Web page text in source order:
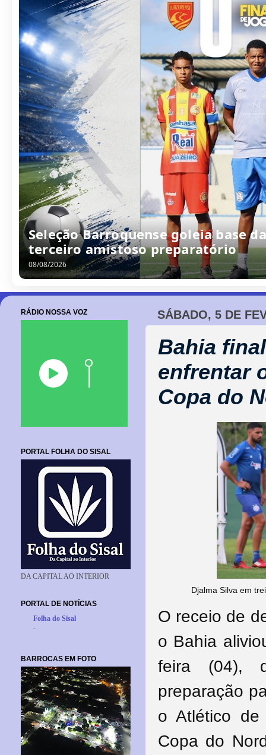
Seleção Barroquense goleia base
terceiro amistoso preparatório
08/08/2026
SÁBADO, 5 DE
Bahia
enfrentar
Copa do
Djalma Silva em
O receio de
o Bahia
feira (04),
preparação
o Atlético de
Copa do
RÁDIO NOSSA VOZ
PORTAL FOLHA DO SISAL
DA CAPITAL AO INTERIOR
PORTAL DE NOTÍCIAS
Folha do Sisal
-
BARROCAS EM FOTO